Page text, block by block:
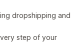
dropshipping and
step of your